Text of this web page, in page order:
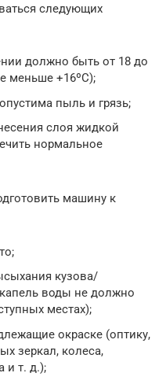
следующих
должно быть от 18 до
меньше +16ºC);
пыль и грязь;
слоя жидкой
нормальное
машину к
кузова/
воды не должно
местах);
окраске (оптику,
зеркал, колеса,
и т. д.);